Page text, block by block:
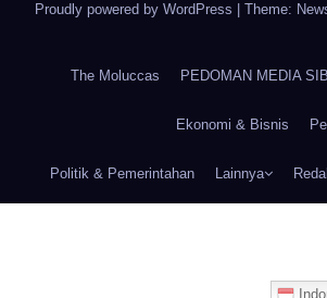
Proudly powered by WordPress Theme:
The Moluccas PEDOMAN MEDIA
Ekonomi & Bisnis
Politik & Pemerintahan Lainnya